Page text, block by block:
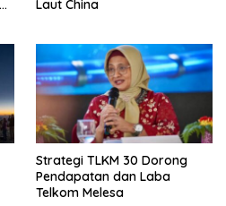
Laut China
Strategi TLKM 30 Dorong
Pendapatan dan Laba
Telkom Melesa